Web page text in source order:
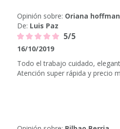
Opinión sobre: Oriana hoffman
De: Luis Paz
5/5
16/10/2019
Todo el trabajo cuidado,
Atención super rápida y precio